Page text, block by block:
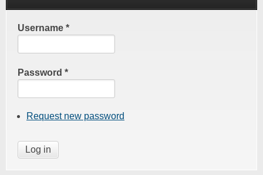
Username *
Password *
Request new password